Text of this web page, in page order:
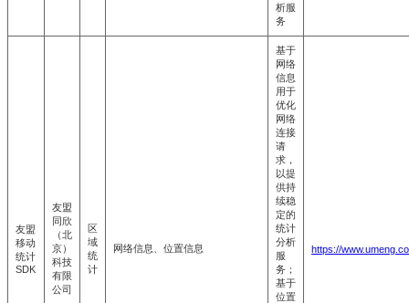
析服
务
友盟
移动
统计
SDK
友盟
同欣
（北
京）
科技
有限
公司
区
域
统
计
网络信息、位置信息
基于
网络
信息
用于
优化
网络
连接
请
求，
以提
供持
续稳
定的
统计
分析
服
务；
基于
位置
https://